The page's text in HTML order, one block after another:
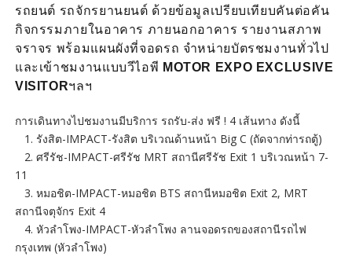
รถยนต์ รถจักรยานยนต์ ด้วยข้อมูลเปรียบเทียบคันต่อคัน
กิจกรรมภายในอาคาร ภายนอกอาคาร รายงานสภาพ
จราจร พร้อมแผนผังที่จอดรถ จำหน่ายบัตรชมงานทั่วไป
และเข้าชมงานแบบวีไอพี MOTOR EXPO EXCLUSIVE
VISITORฯลฯ
การเดินทางไปชมงานมีบริการ รถรับ-ส่ง ฟรี ! 4 เส้นทาง ดังนี้
1. รังสิต-IMPACT-รังสิต บริเวณด้านหน้า Big C (ถัดจากท่ารถตู้)
2. ศรีรัช-IMPACT-ศรีรัช MRT สถานีศรีรัช Exit 1 บริเวณหน้า 7-
11
3. หมอชิต-IMPACT-หมอชิต BTS สถานีหมอชิต Exit 2, MRT
สถานีจตุจักร Exit 4
4. หัวลำโพง-IMPACT-หัวลำโพง ลานจอดรถของสถานีรถไฟ
กรุงเทพ (หัวลำโพง)